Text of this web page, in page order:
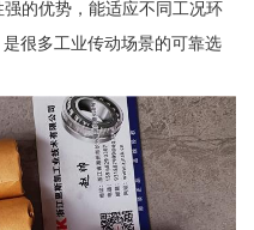
的优势，能适应不同工况环
很多工业传动场景的可靠选